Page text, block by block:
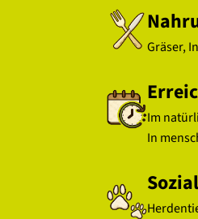
Gräser,
Im
In